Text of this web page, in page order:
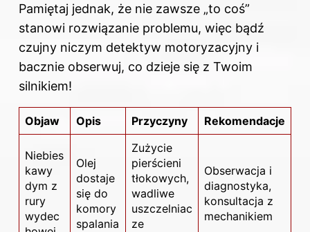
Pamiętaj jednak, że nie zawsze „to coś”
stanowi rozwiązanie problemu, więc bądź
czujny niczym detektyw motoryzacyjny i
bacznie obserwuj, co dzieje się z Twoim
silnikiem!
Objaw Opis Przyczyny Rekomendacje
Niebies
kawy
dym z
rury
wydec
Olej
dostaje
się do
komory
spalania
Zużycie
pierścieni
tłokowych,
wadliwe
uszczelniac
ze
Obserwacja i
diagnostyka,
konsultacja z
mechanikiem